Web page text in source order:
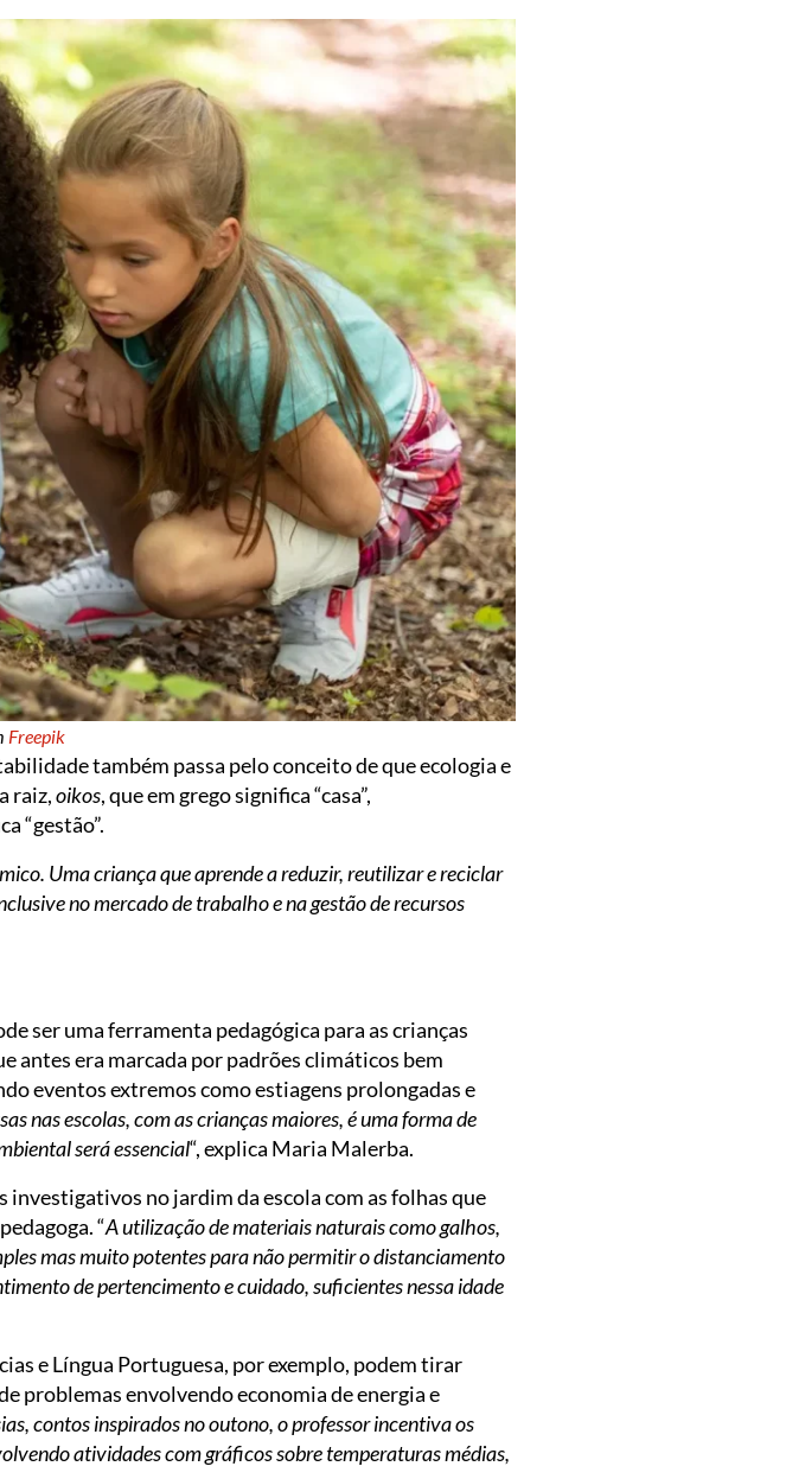
Freepik
também passa pelo conceito de que ecologia e
raiz,oikos, que em grego significa “casa”,
“gestão”.
Uma criança que aprende a reduzir, reutilizar e reciclar
no mercado de trabalho e na gestão de recursos
ser uma ferramenta pedagógica para as crianças
antes era marcada por padrões climáticos bem
eventos extremos como estiagens prolongadas e
nas escolas, com as crianças maiores, é uma forma de
será essencial“, explica Maria Malerba.
no jardim da escola com as folhas que
“A utilização de materiais naturais como galhos,
mas muito potentes para não permitir o distanciamento
de pertencimento e cuidado, suficientes nessa idade
e Língua Portuguesa, por exemplo, podem tirar
problemas envolvendo economia de energia e
contos inspirados no outono, o professor incentiva os
atividades com gráficos sobre temperaturas médias,